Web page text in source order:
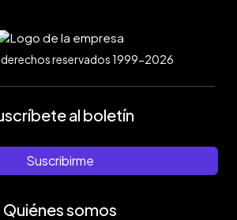
reservados 1999-2026
al boletín
Suscribirme
Quiénes somos